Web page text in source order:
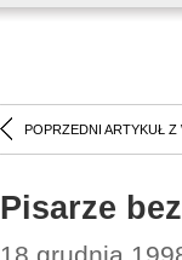
POPRZEDNI ARTYKUŁ Z
Pisarze